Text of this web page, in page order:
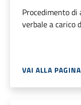
Procedimento
verbale a carico
VAI ALLA PAGINA